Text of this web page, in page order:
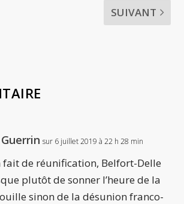
SUIVANT
Guerrin sur 6 juillet 2019 à 22 h 28 min
fait de réunification, Belfort-Delle
plutôt de sonner l’heure de la
sinon de la désunion franco-